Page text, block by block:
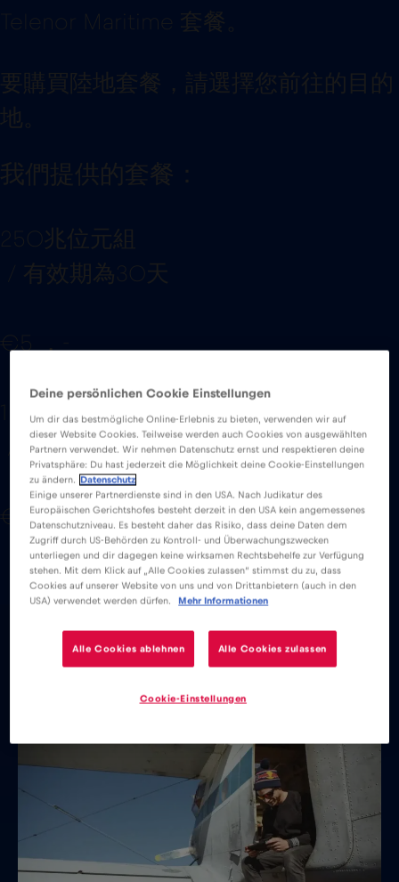
Telenor Maritime 套餐。
要購買陸地套餐，請選擇您前往的目的
地。
我們提供的套餐：
250兆位元組
/ 有效期為30天
€5 ，-
1 千兆位元組
/ 有效期為30天
€15 ，-
常見問題
Deine persönlichen Cookie Einstellungen
Um dir das bestmögliche Online-Erlebnis zu bieten, verwenden wir auf
dieser Website Cookies. Teilweise werden auch Cookies von ausgewählten
Partnern verwendet. Wir nehmen Datenschutz ernst und respektieren deine
Privatsphäre: Du hast jederzeit die Möglichkeit deine Cookie-Einstellungen
zu ändern.
Datenschutz
Einige unserer Partnerdienste sind in den USA. Nach Judikatur des
Europäischen Gerichtshofes besteht derzeit in den USA kein angemessenes
Datenschutzniveau. Es besteht daher das Risiko, dass deine Daten dem
Zugriff durch US-Behörden zu Kontroll- und Überwachungszwecken
unterliegen und dir dagegen keine wirksamen Rechtsbehelfe zur Verfügung
stehen. Mit dem Klick auf „Alle Cookies zulassen“ stimmst du zu, dass
Cookies auf unserer Website von uns und von Drittanbietern (auch in den
USA) verwendet werden dürfen.
Mehr Informationen
Alle Cookies ablehnen Alle Cookies zulassen
Cookie-Einstellungen